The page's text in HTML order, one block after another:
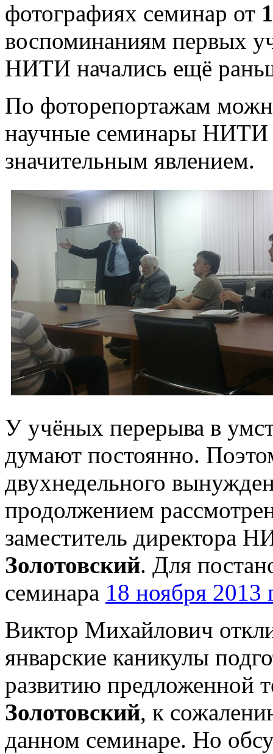
фотографиях семинар от
воспоминаниям первых
НИТИ начались ещё
По фоторепортажам
научные семинары НИТИ
значительным явлением.
У учёных перерыва в
думают постоянно.
двухнедельного
продолжением
заместитель директора
Золотовский. Для
семинара 18 ноября 2013
Виктор Михайлович
январские каникулы
развитию предложенной
Золотовский, к
данном семинаре. Но